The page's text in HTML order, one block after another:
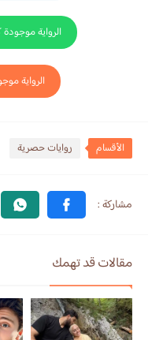
الرواية
الرواية
الأقسام روايات حصرية
مقالات قد تهمك